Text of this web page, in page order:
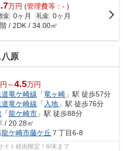
万円 (管理費等：- )
金 0ヶ月 礼金 0ヶ月
/ 2DK / 34.00㎡
原
～4.5万円
道竜ケ崎線 「竜ヶ崎 」駅 徒歩57分
道竜ケ崎線 「 入地 」駅 徒歩76分
「龍ケ崎市 」駅 徒歩88分
/ 20.28㎡
龍ケ崎市藤ケ丘 ７丁目6-8
ト経由限定！8/末まで